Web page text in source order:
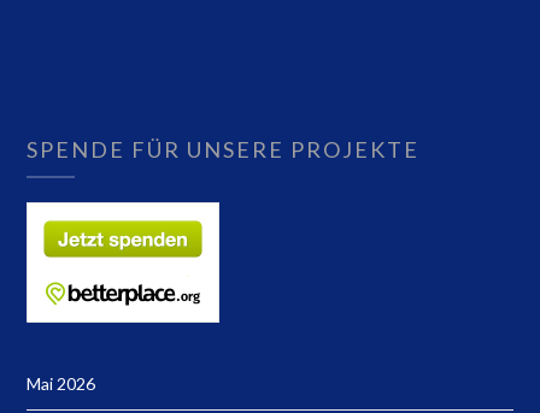
SPENDE FÜR UNSERE PROJEKTE
Mai 2026